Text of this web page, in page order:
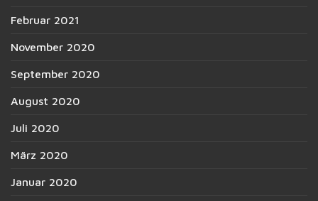
Februar 2021
November 2020
September 2020
August 2020
Juli 2020
März 2020
Januar 2020